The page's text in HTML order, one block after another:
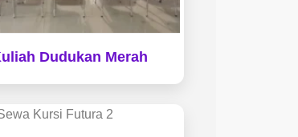
Dudukan Merah